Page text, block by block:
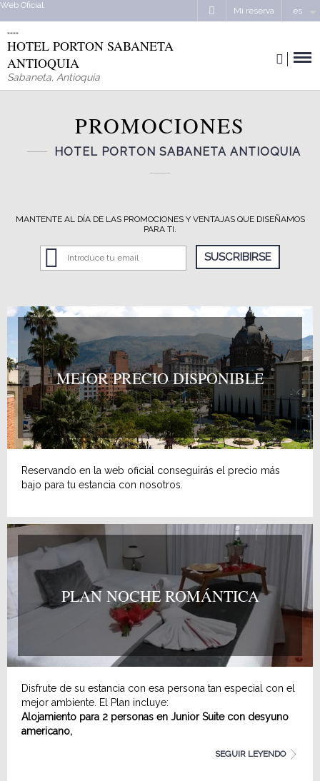
Web Oficial
Mi reserva es
HOTEL PORTON SABANETA
ANTIOQUIA
Sabaneta, Antioquia
PROMOCIONES
HOTEL PORTON SABANETA ANTIOQUIA
MANTENTE AL DÍA DE LAS PROMOCIONES Y VENTAJAS QUE DISEÑAMOS
PARA TI.
SUSCRIBIRSE
MEJOR PRECIO DISPONIBLE
Reservando en la web oficial conseguirás el precio más
bajo para tu estancia con nosotros.
PLAN NOCHE ROMÁNTICA
Disfrute de su estancia con esa persona tan especial con el
mejor ambiente. El Plan incluye:
Alojamiento para 2 personas en Junior Suite con desyuno
americano,
SEGUIR LEYENDO